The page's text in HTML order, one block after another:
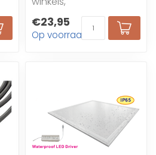
gezondheidszorg,
onderwijs
€23,95
Op voorraad